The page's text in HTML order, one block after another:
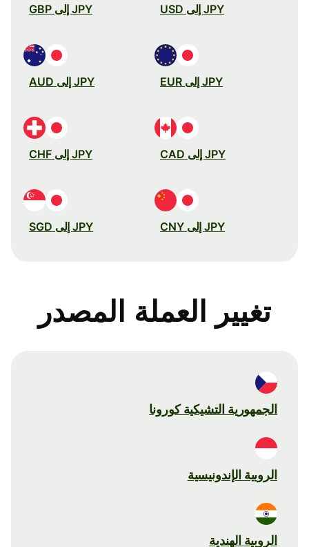
JPY إلى USD JPY إلى GBP
JPY إلى EUR JPY إلى AUD
JPY إلى CAD JPY إلى CHF
JPY إلى CNY JPY إلى SGD
تغيير العملة المصدر
الجمهورية التشيكية كورونا
الروبية الإندونيسية
الروبية الهندية